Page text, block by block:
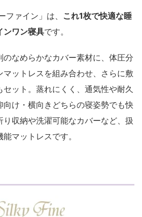
ファイン」は、 これ1枚で快適な睡
ンワン寝具です。
のなめらかなカバー素材に、体圧分
ットレスを組み合わせ、さらに敷
ット。蒸れにくく、通気性や耐久
向け・横向きどちらの寝姿勢でも快
収納や洗濯可能なカバーなど、扱
マットレスです。